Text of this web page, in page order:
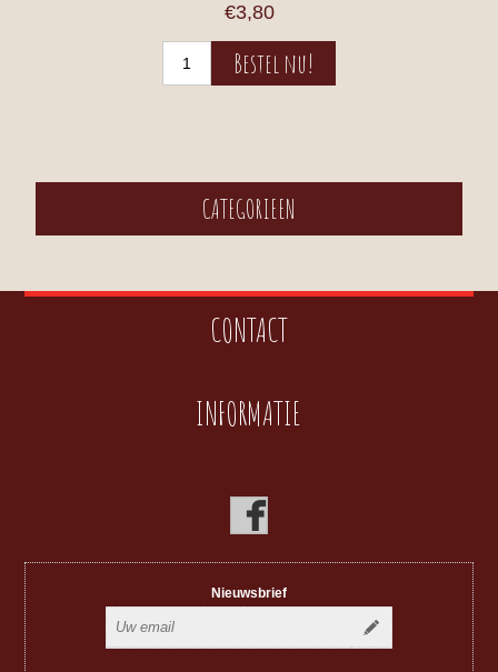
€3,80
CATEGORIEEN
CONTACT
INFORMATIE
Nieuwsbrief